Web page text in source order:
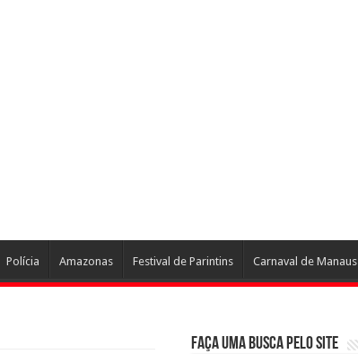
Polícia Amazonas Festival de Parintins Carnaval de Manaus
Faça uma busca pelo Site